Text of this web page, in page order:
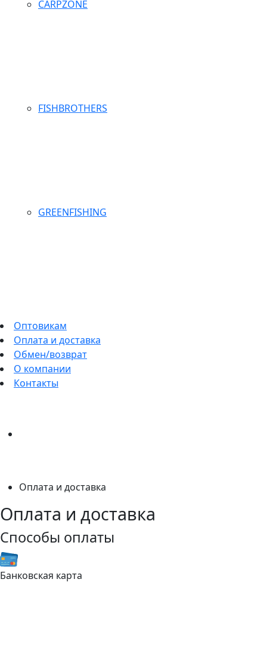
CARPZONE
FISHBROTHERS
GREENFISHING
Оптовикам
Оплата и доставка
Обмен/возврат
О компании
Контакты
Оплата и доставка
Оплата и доставка
Способы оплаты
Банковская карта